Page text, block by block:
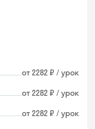
от 2282 ₽ / урок
от 2282 ₽ / урок
от 2282 ₽ / урок